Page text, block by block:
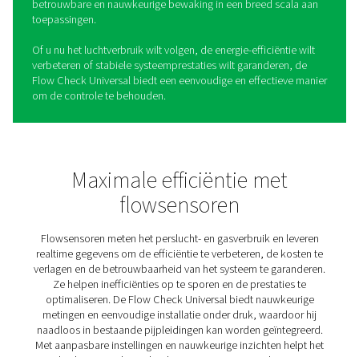
flowcontrole
voor het verbeteren van de efficiëntie en het
afval in elk systeem. De Flow Check Universal maakt dit
eenvoudig door realtime inzicht te bieden in debiet en
waardoor bedrijven het gebruik kunnen monitoren en
activiteiten kunnen optimaliseren.